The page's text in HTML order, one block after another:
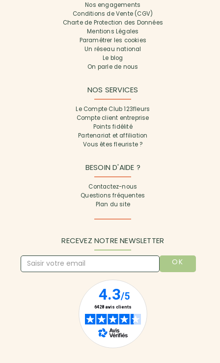
Nos engagements
Conditions de Vente (CGV)
Charte de Protection des Données
Mentions Légales
Paramétrer les cookies
Un réseau national
Le blog
On parle de nous
NOS SERVICES
Le Compte Club 123fleurs
Compte client entreprise
Points fidélité
Partenariat et affiliation
Vous êtes fleuriste ?
BESOIN D'AIDE ?
Contactez-nous
Questions fréquentes
Plan du site
RECEVEZ NOTRE NEWSLETTER
OK